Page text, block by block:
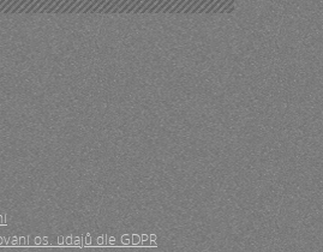
os. údajů dle GDPR